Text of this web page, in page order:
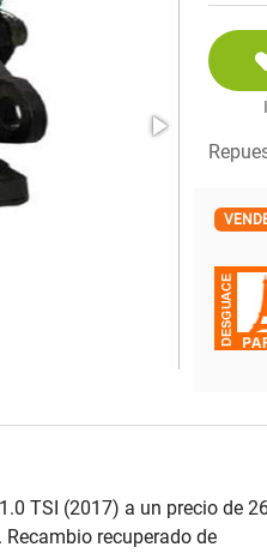
TSI (2017) a un precio de
Recambio recuperado de